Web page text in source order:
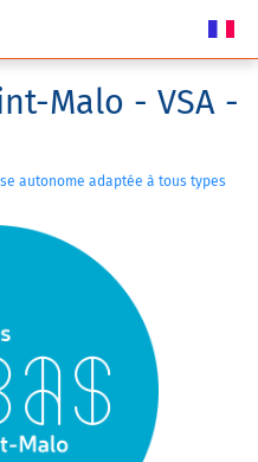
Malo - VSA -
autonome adaptée à tous types